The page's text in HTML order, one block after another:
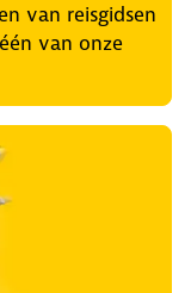
van reisgidsen
van onze